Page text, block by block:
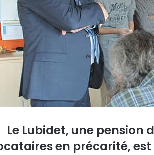
r
l
Le Lubidet, une
en précarité,